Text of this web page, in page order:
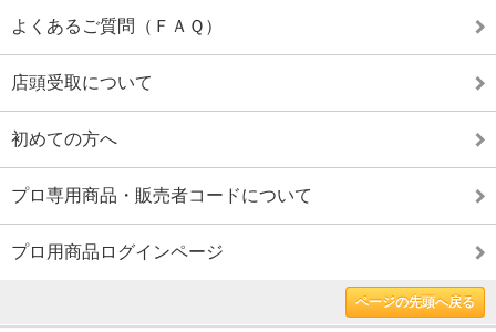
よくあるご質問（ＦＡＱ）
店頭受取について
初めての方へ
プロ専用商品・販売者コードについて
プロ用商品ログインページ
ページの先頭へ戻る